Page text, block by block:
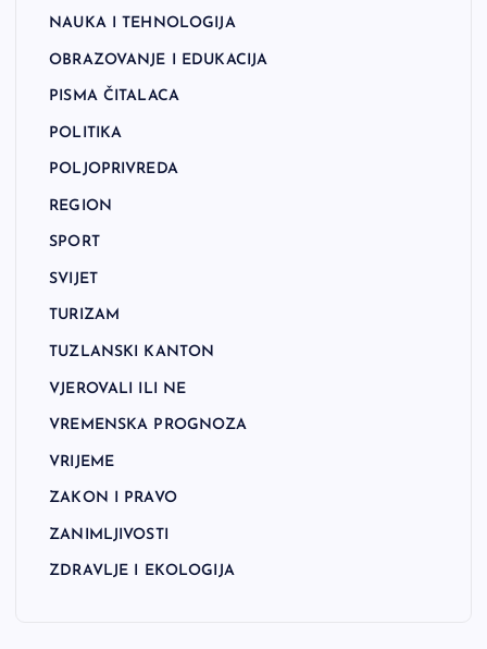
NAUKA I TEHNOLOGIJA
OBRAZOVANJE I EDUKACIJA
PISMA ČITALACA
POLITIKA
POLJOPRIVREDA
REGION
SPORT
SVIJET
TURIZAM
TUZLANSKI KANTON
VJEROVALI ILI NE
VREMENSKA PROGNOZA
VRIJEME
ZAKON I PRAVO
ZANIMLJIVOSTI
ZDRAVLJE I EKOLOGIJA